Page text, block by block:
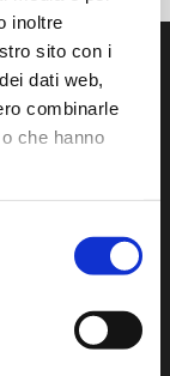
inoltre
sito con i
dati web,
combinarle
che hanno
modernste